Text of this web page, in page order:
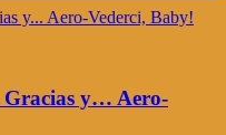
Gracias y… Aero-